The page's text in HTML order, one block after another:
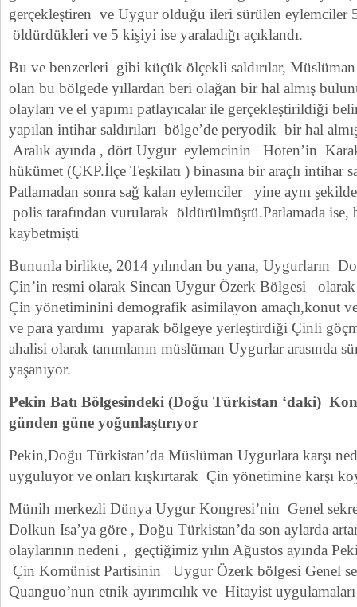
gerçekleştiren ve Uygur olduğu ileri sürülen eylemciler
öldürdükleri ve 5 kişiyi ise yaraladığı açıklandı.
Bu ve benzerleri gibi küçük ölçekli saldırılar, Müslüman
olan bu bölgede yıllardan beri olağan bir hal almış
olayları ve el yapımı patlayıcalar ile gerçekleştirildiği
yapılan intihar saldırıları bölge’de peryodik bir hal
Aralık ayında , dört Uygur eylemcinin Hoten’in
hükümet (ÇKP.İlçe Teşkilatı ) binasına bir araçlı intihar
Patlamadan sonra sağ kalan eylemciler yine aynı
polis tarafından vurularak öldürülmüştü.Patlamada ise,
kaybetmişti
Bununla birlikte, 2014 yılından bu yana, Uygurların
Çin’in resmi olarak Sincan Uygur Özerk Bölgesi olarak
Çin yönetiminini demografik asimilayon amaçlı,konut ve
ve para yardımı yaparak bölgeye yerleştirdiği Çinli
ahalisi olarak tanımlanın müslüman Uygurlar arasında
yaşanıyor.
Pekin Batı Bölgesindeki (Doğu Türkistan ‘daki)
günden güne yoğunlaştırıyor
Pekin,Doğu Türkistan’da Müslüman Uygurlara karşı
uyguluyor ve onları kışkırtarak Çin yönetimine karşı
Münih merkezli Dünya Uygur Kongresi’nin Genel
Dolkun Isa’ya göre , Doğu Türkistan’da son aylarda
olaylarının nedeni , geçtiğimiz yılın Ağustos ayında
Çin Komünist Partisinin Uygur Özerk bölgesi Genel
Quanguo’nun etnik ayırımcılık ve Hitayist